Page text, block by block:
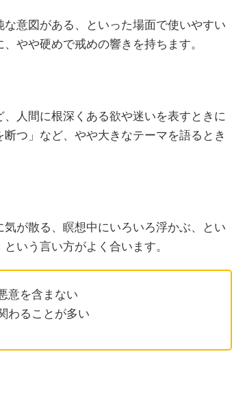
意図がある、といった場面で使いやすい
やや硬めで戒めの響きを持ちます。
人間に根深くある欲や迷いを表すときに
つ」など、やや大きなテーマを語るとき
が散る、瞑想中にいろいろ浮かぶ、とい
いう言い方がよく合います。
意を含まない
わることが多い